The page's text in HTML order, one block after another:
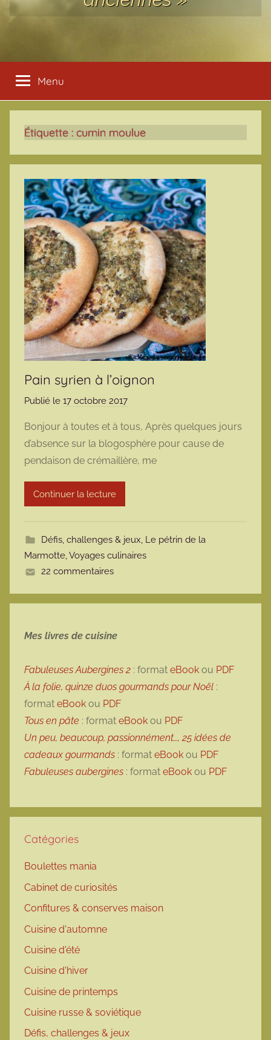
Menu
Étiquette : cumin moulue
Pain syrien à l’oignon
Publié le 17 octobre 2017
r
m
a
t
e
Bonjour à toutes et à tous, Après quelques jours
d’absence sur la blogosphère pour cause de
pendaison de crémaillère, me
Continuer la lecture
Défis, challenges & jeux, Le pétrin de la
Marmotte,Voyages culinaires
22 commentaires
Mes livres de cuisine
Fabuleuses Aubergines 2 : format eBook ou PDF
À la folie, quinze duos gourmands pour Noël :
format eBook ou PDF
Tous en pâte : format eBook ou PDF
Un peu, beaucoup, passionnément…, 25 idées de
cadeaux gourmands : format eBook ou PDF
Fabuleuses aubergines : format eBook ou PDF
Catégories
Boulettes mania
Cabinet de curiosités
Confitures & conserves maison
Cuisine d'automne
Cuisine d'été
Cuisine d'hiver
Cuisine de printemps
Cuisine russe & soviétique
Défis, challenges & jeux